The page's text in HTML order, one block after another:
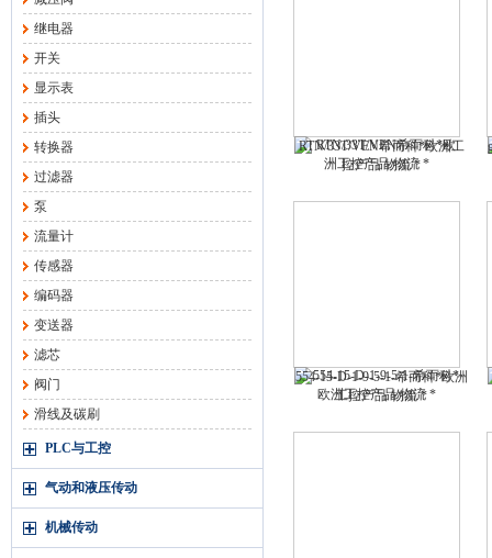
继电器
开关
显示表
插头
转换器
过滤器
泵
流量计
传感器
编码器
变送器
滤芯
阀门
滑线及碳刷
PLC与工控
气动和液压传动
机械传动
RTN/33T/VEN希而科*欧洲工
控产品 物流 *
554-15-D-1-9-5-1-希而科*欧洲
工控产品 物流 *